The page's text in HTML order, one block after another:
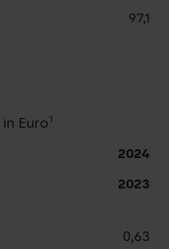
97,1
in Euro1
2024
2023
0,63